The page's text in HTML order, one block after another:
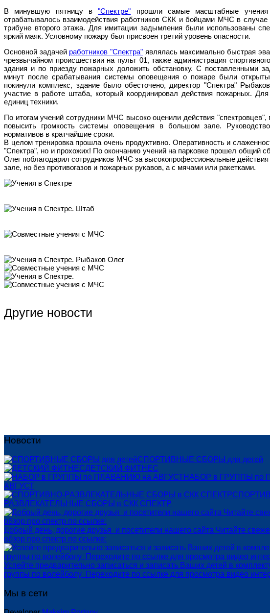
В минувшую пятницу в"Спектре" прошли самые масштабные учения
отрабатывалось взаимодействия работников СКК и бойцами МЧС в
трибуне второго этажа. Для имитации задымления были использованы
яркий маяк. Условному пожару был присвоен третий уровень опасности.
Основной задачей работников "Спектра" являлась максимально быстрая
чрезвычайном происшествии на пульт 01, также администрация
здания и по приезду пожарных доложить обстановку. С поставленными
минут после срабатывания системы оповещения о пожаре были
покинули комплекс, здание было обесточено, директор "Спектра"
участие в работе штаба, который координировал действия пожарных.
единиц техники.
По итогам учений сотрудники МЧС высоко оценили действия
повысить громкость системы оповещения в большом зале.
нормативов в кратчайшие сроки.
В целом тренировка прошла очень продуктивно. Оперативность и
"Спектра", но и прохожих! По окончанию учений на парковке прошел общий
Олег поблагодарил сотрудников МЧС за высокопрофессиональные
зале, но без противогазов и пожарных рукавов, а с мячами или ракетками.
Другие новости
Новости
СПОРТИВНЫЕ СБОРЫ для детей
ДЕТСКИЙ ФИТНЕС
НАБОР в ГРУППЫ по
АВГУСТ
РАЗВЛЕКАТЕЛЬНЫЕ СБОРЫ в СКК СПЕКТР
Добрый день, дорогие друзья и посетители нашего сайта Читайте
обзор про спектр по ссылке:
Успейте предварительно записаться и записать Ваших детей в
группы по волейболу Переходите по ссылке для просмотра видео
Мы в сети